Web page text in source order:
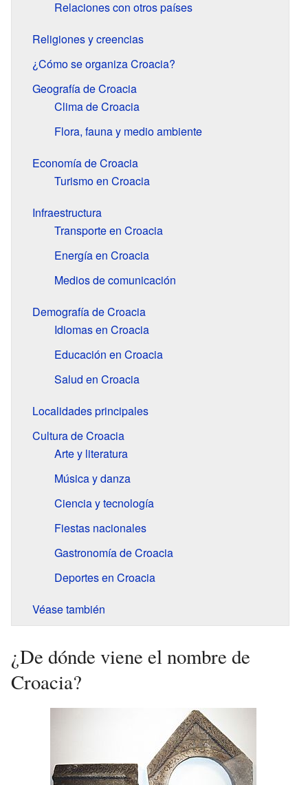
Relaciones con otros países
Religiones y creencias
¿Cómo se organiza Croacia?
Geografía de Croacia
Clima de Croacia
Flora, fauna y medio ambiente
Economía de Croacia
Turismo en Croacia
Infraestructura
Transporte en Croacia
Energía en Croacia
Medios de comunicación
Demografía de Croacia
Idiomas en Croacia
Educación en Croacia
Salud en Croacia
Localidades principales
Cultura de Croacia
Arte y literatura
Música y danza
Ciencia y tecnología
Fiestas nacionales
Gastronomía de Croacia
Deportes en Croacia
Véase también
¿De dónde viene el nombre de
Croacia?